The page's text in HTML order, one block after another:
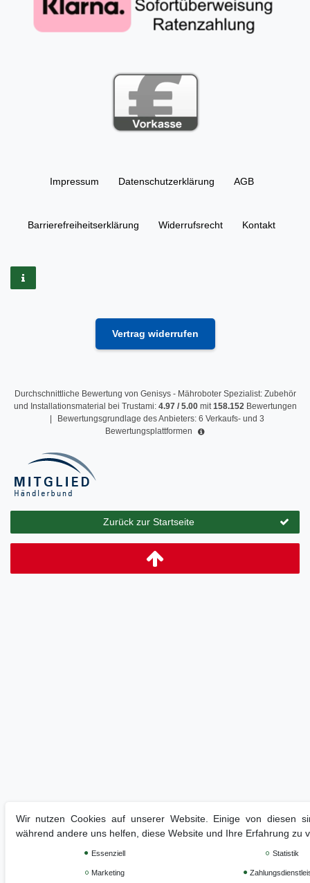
Impressum Daten­schutz­erklärung AGB
Barrierefreiheitserklärung Widerrufs­recht Kontakt
Vertrag widerrufen
Durchschnittliche Bewertung von Genisys - Mähroboter Spezialist: Zubehör
und Installationsmaterial bei Trustami: 4.97/ 5.00mit158.152 Bewertungen
Bewertungsgrundlage des Anbieters: 6 Verkaufs- und 3
Bewertungsplattformen
Zurück zur Startseite
Wir nutzen Cookies auf unserer Website. Einige von diesen
während andere uns helfen, diese Website und Ihre Erfahrung zu
Essenziell Statistik
Marketing